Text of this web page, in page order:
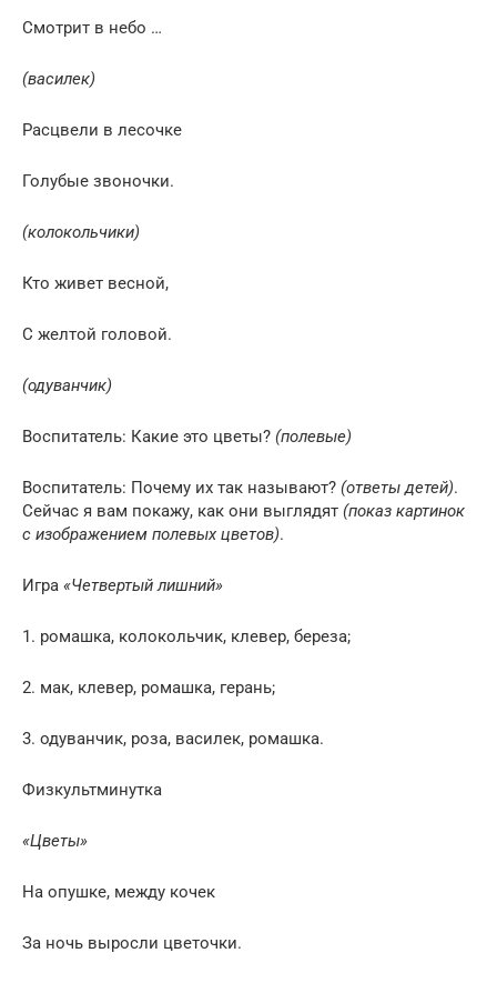
Смотрит в небо …
(василек)
Расцвели в лесочке
Голубые звоночки.
(колокольчики)
Кто живет весной,
С желтой головой.
(одуванчик)
Воспитатель: Какие это цветы? (полевые)
Воспитатель: Почему их так называют? (ответы детей).
Сейчас я вам покажу, как они выглядят (показ картинок
с изображением полевых цветов).
Игра «Четвертый лишний»
1. ромашка, колокольчик, клевер, береза;
2. мак, клевер, ромашка, герань;
3. одуванчик, роза, василек, ромашка.
Физкультминутка
«Цветы»
На опушке, между кочек
За ночь выросли цветочки.